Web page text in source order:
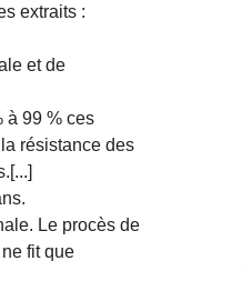
extraits :
et de
à 99 % ces
résistance des
Le procès de
fit que